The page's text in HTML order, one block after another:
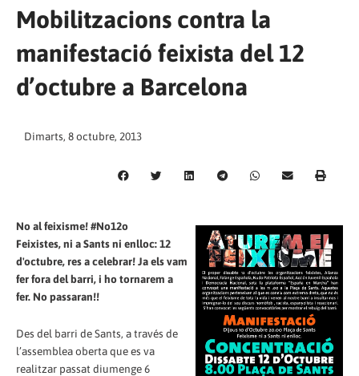
Mobilitzacions contra la
manifestació feixista del 12
d’octubre a Barcelona
Dimarts, 8 octubre, 2013
No al feixisme! #No12o
Feixistes, ni a Sants ni enlloc: 12
d'octubre, res a celebrar! Ja els vam
fer fora del barri, i ho tornarem a
fer. No passaran!!
Des del barri de Sants, a través de
l’assemblea oberta que es va
realitzar passat diumenge 6